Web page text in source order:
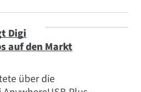
Geräten zu verbinden,
oder
Digi
auf den Markt
über die